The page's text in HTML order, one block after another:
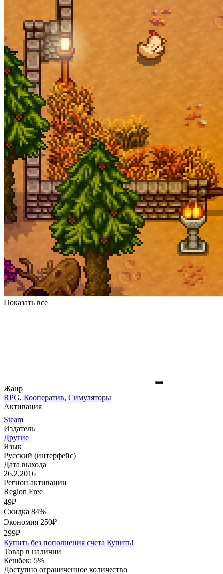
Показать все
Жанр
RPG, Кооператив, Симуляторы
Активация
Steam
Издатель
Другие
Язык
Русский (интерфейс)
Дата выхода
26.2.2016
Регион активации
Region Free
49₽
Скидка 84%
Экономия 250₽
299₽
Купить без пополнения счета Купить!
Товар в наличии
Кешбек: 5%
Доступно ограниченное количество